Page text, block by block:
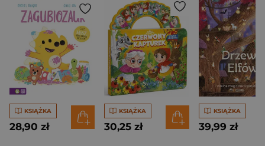
KSIĄŻKA
28,90 zł
KSIĄŻKA
30,25 zł
KSIĄŻKA
39,99 zł